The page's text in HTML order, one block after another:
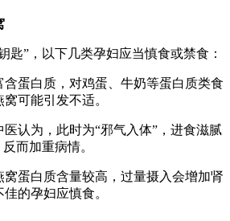
匙”，以下几类孕妇应当慎食或禁食：
蛋白质，对鸡蛋、牛奶等蛋白质类食
可能引发不适。
认为，此时为“邪气入体”，进食滋腻
而加重病情。
蛋白质含量较高，过量摄入会增加肾
的孕妇应慎食。